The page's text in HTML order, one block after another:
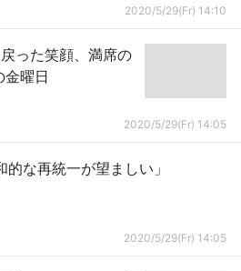
2020/5/29(Fr) 14:10
った笑顔、満席の
曜日
2020/5/29(Fr) 14:05
な再統一が望ましい」
2020/5/29(Fr) 14:05